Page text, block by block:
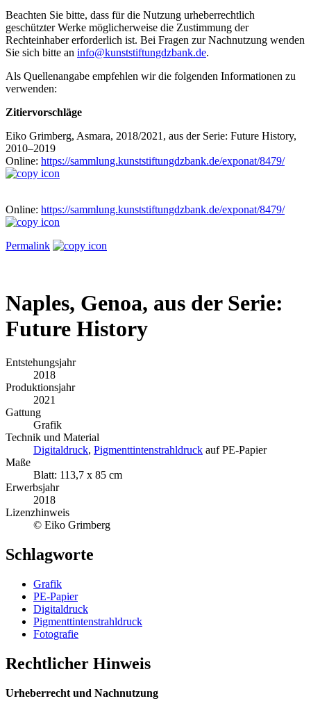
Beachten Sie bitte, dass für die Nutzung urheberrechtlich
geschützter Werke möglicherweise die Zustimmung der
Rechteinhaber erforderlich ist. Bei Fragen zur Nachnutzung wenden
Sie sich bitte an info@kunststiftungdzbank.de.
Als Quellenangabe empfehlen wir die folgenden Informationen zu
verwenden:
Zitiervorschläge
Eiko Grimberg, Asmara, 2018/2021, aus der Serie: Future History,
2010–2019
Online: https://sammlung.kunststiftungdzbank.de/exponat/8479/
Online: https://sammlung.kunststiftungdzbank.de/exponat/8479/
Permalink
Naples, Genoa, aus der Serie:
Future History
Entstehungsjahr
2018
Produktionsjahr
2021
Gattung
Grafik
Technik und Material
Digitaldruck, Pigmenttintenstrahldruck auf PE-Papier
Maße
Blatt: 113,7 x 85 cm
Erwerbsjahr
2018
Lizenzhinweis
© Eiko Grimberg
Schlagworte
Grafik
PE-Papier
Digitaldruck
Pigmenttintenstrahldruck
Fotografie
Rechtlicher Hinweis
Urheberrecht und Nachnutzung